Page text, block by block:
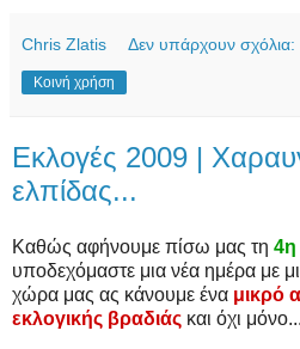
Chris Zlatis Δεν υπάρχουν σχόλια:
Κοινή χρήση
Εκλογές 2009 |
ελπίδας...
Καθώς αφήνουμε πίσω μας τη 4η
υποδεχόμαστε μια νέα ημέρα με
χώρα μας ας κάνουμε ένα μικρό
εκλογικής βραδιάς και όχι μόνο...